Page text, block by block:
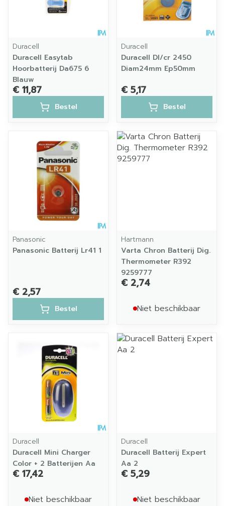
Duracell
Duracell Easytab
Hoorbatterij Da675 6
Blauw
€ 11,87
Bestel
Duracell
Duracell Dl/cr 2450
Diam24mm Ep50mm
€ 5,17
Bestel
Panasonic
Panasonic Batterij Lr41 1
€ 2,57
Bestel
Hartmann
Varta Chron Batterij Dig.
Thermometer R392
9259777
€ 2,74
Niet beschikbaar
Duracell
Duracell Mini Charger
Color + 2 Batterijen Aa
€ 17,42
Niet beschikbaar
Duracell
Duracell Batterij Expert
Aa 2
€ 5,29
Niet beschikbaar